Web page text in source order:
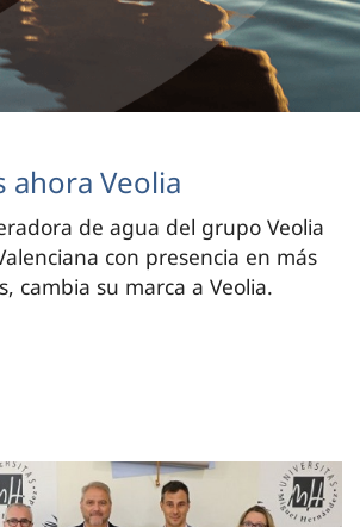
ahora Veolia
de agua del grupo Veolia
con presencia en más
cambia su marca a Veolia.